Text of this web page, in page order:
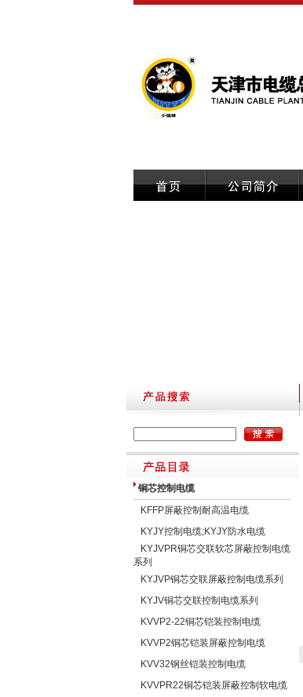
铜芯控制电缆
KFFP屏蔽控制耐高温电缆
KYJY控制电缆;KYJY防水电缆
KYJVPR铜芯交联软芯屏蔽控制电缆
系列
KYJVP铜芯交联屏蔽控制电缆系列
KYJV铜芯交联控制电缆系列
KVVP2-22铜芯铠装控制电缆
KVVP2铜芯铠装屏蔽控制电缆
KVV32钢丝铠装控制电缆
KVVPR22铜芯铠装屏蔽控制软电缆